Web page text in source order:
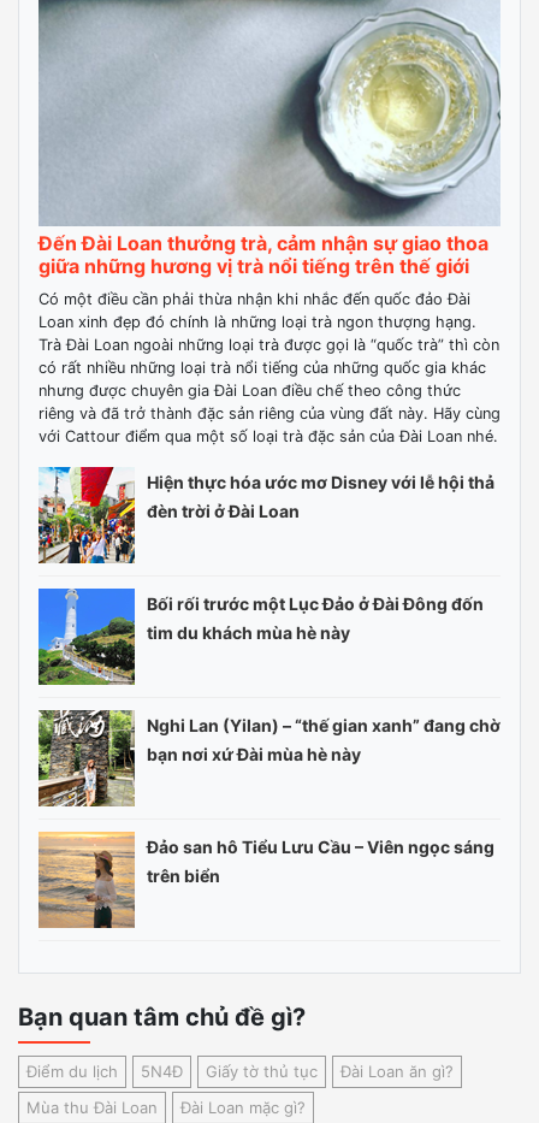
Đến Đài Loan thưởng trà, cảm nhận sự giao thoa
giữa những hương vị trà nổi tiếng trên thế giới
Có một điều cần phải thừa nhận khi nhắc đến quốc đảo Đài
Loan xinh đẹp đó chính là những loại trà ngon thượng hạng.
Trà Đài Loan ngoài những loại trà được gọi là “quốc trà” thì còn
có rất nhiều những loại trà nổi tiếng của những quốc gia khác
nhưng được chuyên gia Đài Loan điều chế theo công thức
riêng và đã trở thành đặc sản riêng của vùng đất này. Hãy cùng
với Cattour điểm qua một số loại trà đặc sản của Đài Loan nhé.
Hiện thực hóa ước mơ Disney với lễ hội thả
đèn trời ở Đài Loan
Bối rối trước một Lục Đảo ở Đài Đông đốn
tim du khách mùa hè này
Nghi Lan (Yilan) – “thế gian xanh” đang chờ
bạn nơi xứ Đài mùa hè này
Đảo san hô Tiểu Lưu Cầu – Viên ngọc sáng
trên biển
Bạn quan tâm chủ đề gì?
Điểm du lịch 5N4Đ Giấy tờ thủ tục
Đài Loan ăn gì?
Mùa thu Đài Loan
Đài Loan mặc gì?